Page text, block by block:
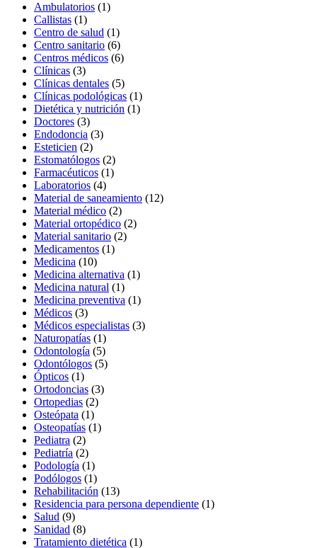
Ambulatorios (1)
Callistas (1)
Centro de salud (1)
Centro sanitario (6)
Centros médicos (6)
Clínicas (3)
Clínicas dentales (5)
Clínicas podológicas (1)
Dietética y nutrición (1)
Doctores (3)
Endodoncia (3)
Esteticien (2)
Estomatólogos (2)
Farmacéuticos (1)
Laboratorios (4)
Material de saneamiento (12)
Material médico (2)
Material ortopédico (2)
Material sanitario (2)
Medicamentos (1)
Medicina (10)
Medicina alternativa (1)
Medicina natural (1)
Medicina preventiva (1)
Médicos (3)
Médicos especialistas (3)
Naturopatías (1)
Odontología (5)
Odontólogos (5)
Ópticos (1)
Ortodoncias (3)
Ortopedias (2)
Osteópata (1)
Osteopatías (1)
Pediatra (2)
Pediatría (2)
Podología (1)
Podólogos (1)
Rehabilitación (13)
Residencia para persona dependiente (1)
Salud (9)
Sanidad (8)
Tratamiento dietética (1)